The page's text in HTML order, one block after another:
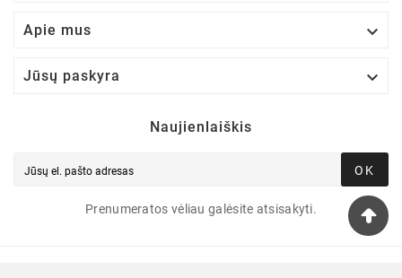
Apie mus 
Jūsų paskyra 
Naujienlaiškis
OK
Prenumeratos vėliau galėsite atsisakyti.